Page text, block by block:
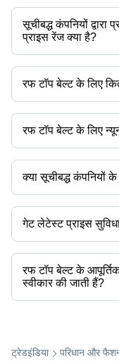
सूचीबद्ध कंपनियों
प्राइस रेंज क्या है?
रफ टॉप बेल्ट की प्राइस रेंज है -
कंपनी का नाम
रफ टॉप बेल्ट के लिए
रफ टॉप बेल्ट के ट्रस्टेड सेलर्स
रफ टॉप बेल्ट के लिए
उत्पाद के साथ न्यूनतम ऑर्डर
है।
क्या सूचीबद्ध कंपनियों
अधिकांश कंपनियों के पास
कॉन्टिनेंटल
सोमी कन्वेयर
प्रीमियर रबर मिल्स
गेट लेटेस्ट प्राइस
आप इसका उपयोग उत्पाद की
रफ टॉप बेल्ट के
स्वीकार की जाती हैं?
यह रफ टॉप बेल्ट के आपूर्तिकर्ता
ट्रेडइंडिया परिधान और